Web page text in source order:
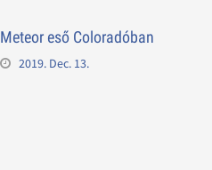
Meteor eső Coloradóban
2019. Dec. 13.